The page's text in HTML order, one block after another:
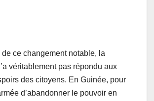
de ce changement notable, la
véritablement pas répondu aux
des citoyens. En Guinée, pour
d’abandonner le pouvoir en